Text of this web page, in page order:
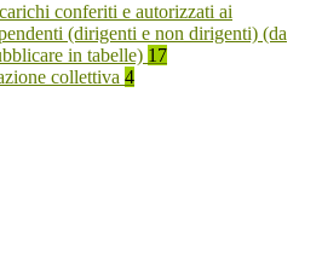
conferiti e autorizzati ai
(dirigenti e non dirigenti) (da
in tabelle) 17
collettiva 4